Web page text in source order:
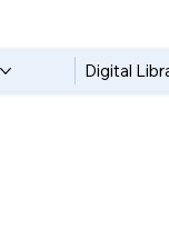
Digital